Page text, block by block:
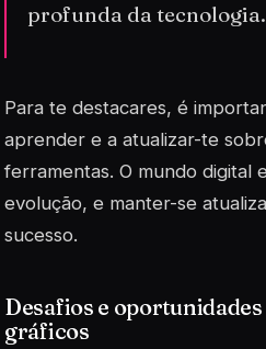
profunda da tecnologia.
Para te destacares, é
aprender e a atualizar-te
ferramentas. O mundo digital
evolução, e manter-se
sucesso.
Desafios e
gráficos